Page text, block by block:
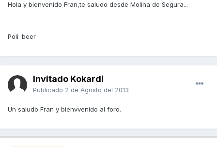
Hola y bienvenido Fran,te saludo desde Molina de Segura...
Poli :beer
Invitado Kokardi
Publicado 2 de Agosto del 2013
Un saludo Fran y bienvvenido al foro.